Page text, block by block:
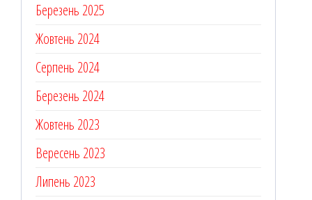
Березень 2025
Жовтень 2024
Серпень 2024
Березень 2024
Жовтень 2023
Вересень 2023
Липень 2023